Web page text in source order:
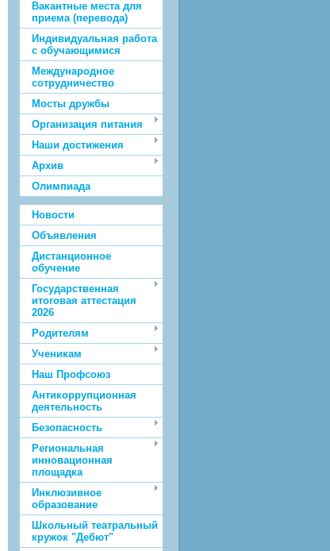
Вакантные места для
приема (перевода)
Индивидуальная работа
с обучающимися
Международное
сотрудничество
Мосты дружбы
Организация питания
Наши достижения
Архив
Олимпиада
Новости
Объявления
Дистанционное
обучение
Государственная
итоговая аттестация
2026
Родителям
Ученикам
Наш Профсоюз
Антикоррупционная
деятельность
Безопасность
Региональная
инновационная
площадка
Инклюзивное
образование
Школьный театральный
кружок "Дебют"